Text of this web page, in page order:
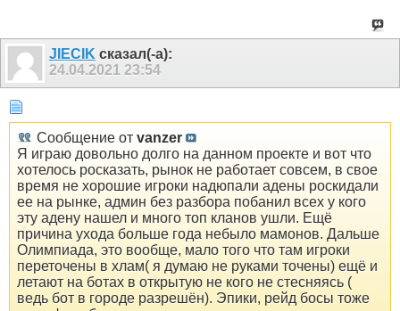
JIECIK сказал(-а):
24.04.2021 23:54
Сообщение от vanzer
Я играю довольно долго на данном проекте и вот что
хотелось росказать, рынок не работает совсем, в свое
время не хорошие игроки надюпали адены роскидали
ее на рынке, админ без разбора побанил всех у кого
эту адену нашел и много топ кланов ушли. Ещё
причина ухода больше года небыло мамонов. Дальше
Олимпиада, это вообще, мало того что там игроки
переточены в хлам( я думаю не руками точены) ещё и
летают на ботах в открытую не кого не стесняясь (
ведь бот в городе разрешён). Эпики, рейд босы тоже